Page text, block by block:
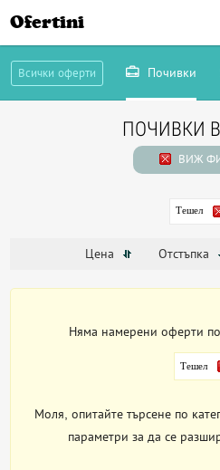
Ofertini
Всички оферти Почивки
ПОЧИВКИ В
ВИЖ
Тешел
Цена Отстъпка
Няма намерени оферти
Тешел
Моля, опитайте търсене по
параметри за да се